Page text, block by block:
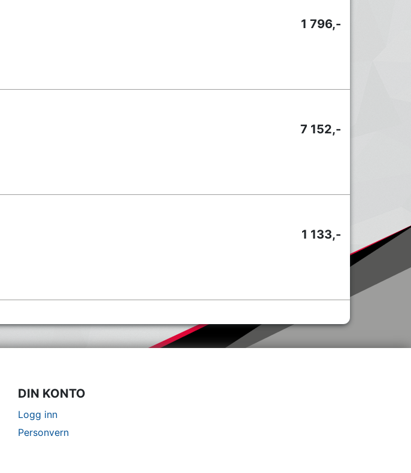
1 796,-
7 152,-
1 133,-
DIN KONTO
Logg inn
Personvern